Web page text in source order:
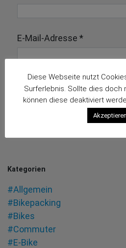
E-Mail-Adresse *
Kategorien
#Allgemein
#Bikepacking
#Bikes
#Commuter
#E-Bike
Diese Webseite nutzt
Surferlebnis. Sollte dies doch
können diese deaktiviert
Akzeptieren